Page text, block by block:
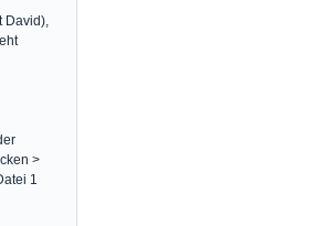
David),
>
1